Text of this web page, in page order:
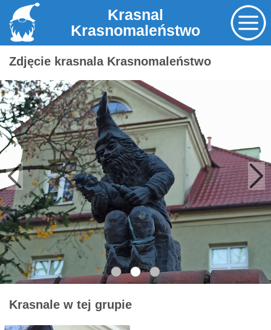
Krasnal
Krasnomaleństwo
Zdjęcie krasnala Krasnomaleństwo
Krasnale w tej grupie